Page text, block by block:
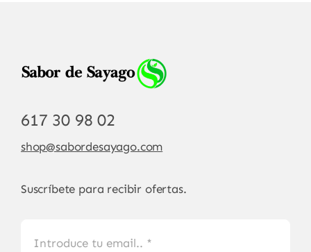
617 30 98 02
shop@sabordesayago.com
Suscríbete para recibir ofertas.